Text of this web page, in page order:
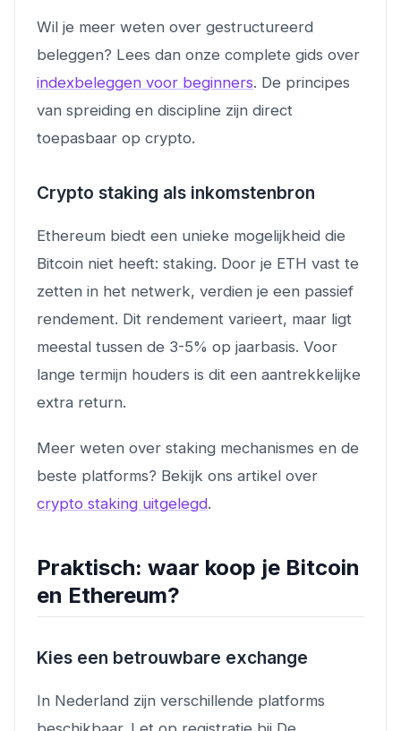
Wil je meer weten over gestructureerd
beleggen? Lees dan onze complete gids over
indexbeleggen voor beginners. De principes
van spreiding en discipline zijn direct
toepasbaar op crypto.
Crypto staking als inkomstenbron
Ethereum biedt een unieke mogelijkheid die
Bitcoin niet heeft: staking. Door je ETH vast te
zetten in het netwerk, verdien je een passief
rendement. Dit rendement varieert, maar ligt
meestal tussen de 3-5% op jaarbasis. Voor
lange termijn houders is dit een aantrekkelijke
extra return.
Meer weten over staking mechanismes en de
beste platforms? Bekijk ons artikel over
crypto staking uitgelegd.
Praktisch: waar koop je Bitcoin
en Ethereum?
Kies een betrouwbare exchange
In Nederland zijn verschillende platforms